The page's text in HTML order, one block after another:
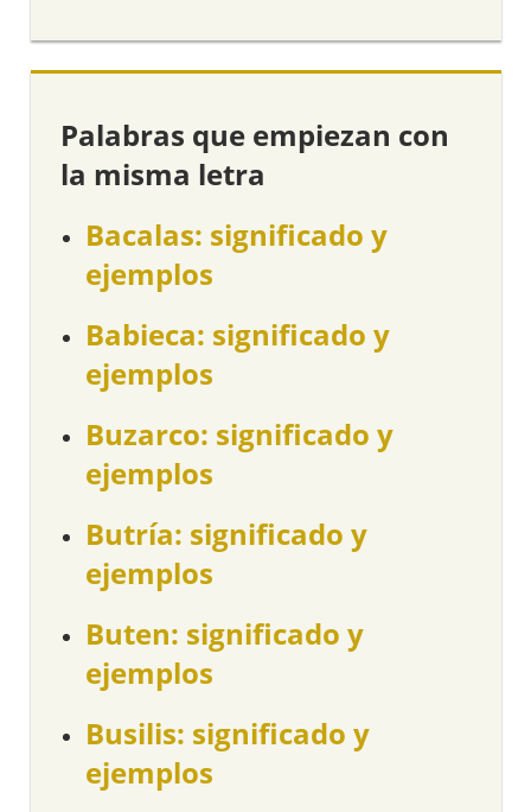
Palabras que empiezan con
la misma letra
Bacalas: significado y
ejemplos
Babieca: significado y
ejemplos
Buzarco: significado y
ejemplos
Butría: significado y
ejemplos
Buten: significado y
ejemplos
Busilis: significado y
ejemplos